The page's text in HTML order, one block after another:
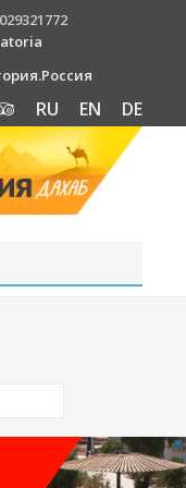
RU EN DE